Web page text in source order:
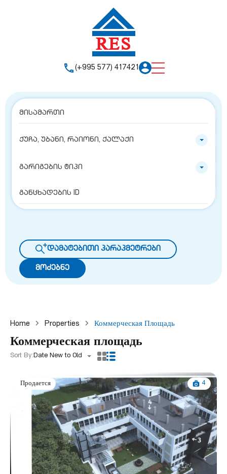
(+995 577) 417421
ქუჩა, უბანი, რაიონი, ქალაქი
გარიგების ტიპი
დამატებითი პარაპმეტრები
მოძებნე
Home Properties Коммерческая Площадь
Коммерческая площадь
Sort By:Date New to Old
Продается 4